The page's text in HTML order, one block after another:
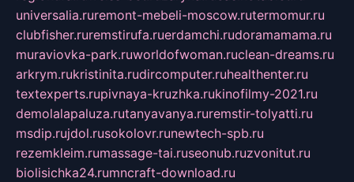
universalia.ruremont-mebeli-moscow.rutermomur.ru
clubfisher.ruremstirufa.ruerdamchi.rudoramamama.ru
muraviovka-park.ruworldofwoman.ruclean-dreams.ru
arkrym.rukristinita.rudircomputer.ruhealthenter.ru
textexperts.rupivnaya-kruzhka.rukinofilmy-2021.ru
demolalapaluza.rutanyavanya.ruremstir-tolyatti.ru
msdip.rujdol.rusokolovr.runewtech-spb.ru
rezemkleim.rumassage-tai.ruseonub.ruzvonitut.ru
biolisichka24.rumncraft-download.ru